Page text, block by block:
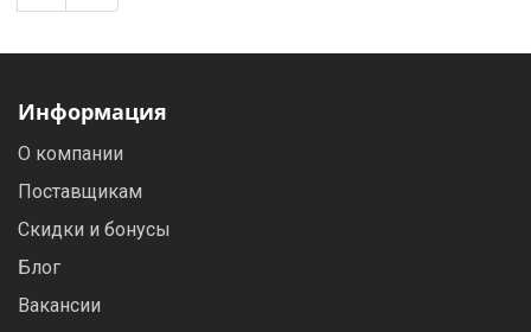
Информация
О компании
Поставщикам
Скидки и бонусы
Блог
Вакансии